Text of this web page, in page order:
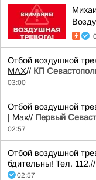
Отбой воздушной
MAX// КП
03:00
Отбой воздушной
| Max// Первый
02:57
Отбой воздушной
бдительны! Тел. 112.//
02:57